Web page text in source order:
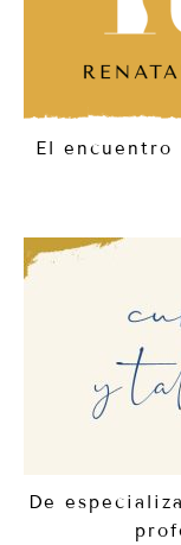
El encuentro
De